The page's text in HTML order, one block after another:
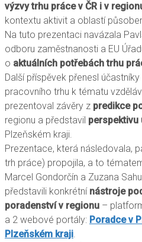
výzvy trhu práce v ČR i v
kontextu aktivit a oblastí
Na tuto prezentaci navázala
odboru zaměstnanosti a EU
o aktuálních potřebách trhu
Další příspěvek přenesl
pracovního trhu k tématu
prezentoval závěry z predikce
regionu a představil perspektivu
Plzeňském kraji.
Prezentace, která následovala,
trh práce) propojila, a to
Marcel Gondorčín a Zuzana
představili konkrétní nástroje
poradenství v regionu –
a 2 webové portály: Poradce v
Plzeňském kraji.